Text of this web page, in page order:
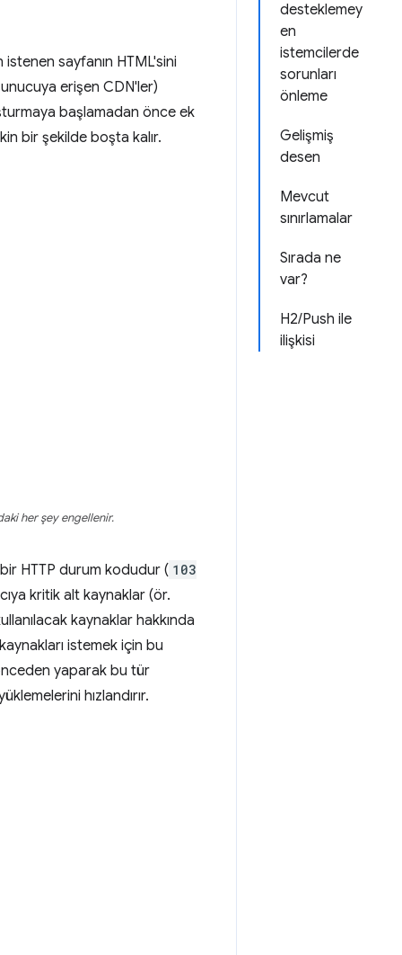
desteklemey
en
istemcilerde
sorunları
önleme
Gelişmiş
desen
Mevcut
sınırlamalar
Sırada ne
var?
H2/Push ile
ilişkisi
sayfanın HTML'sini
erişen CDN'ler)
başlamadan önce ek
bir şekilde boşta kalır.
her şey engellenir.
HTTP durum kodudur ( 103
kritik alt kaynaklar (ör.
kaynaklar hakkında
istemek için bu
yaparak bu tür
hızlandırır.